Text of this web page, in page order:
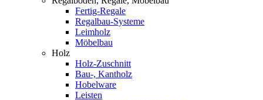
Fertig-Regale
Regalbau-Systeme
Leimholz
Möbelbau
Holz
Holz-Zuschnitt
Bau-, Kantholz
Hobelware
Leisten